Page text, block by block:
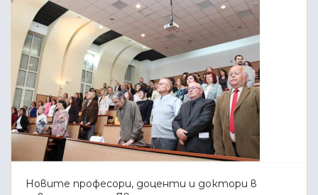
Новите професори, доценти и доктори в